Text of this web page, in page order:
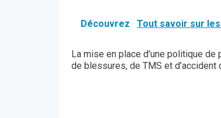
Découvrez Tout savoir sur
La mise en place d’une politique
de blessures, de TMS et d’accident